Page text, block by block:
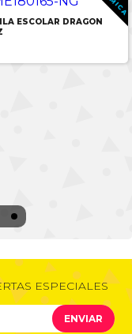
ESCOLAR DRAGON
ESPECIALES
ENVIAR